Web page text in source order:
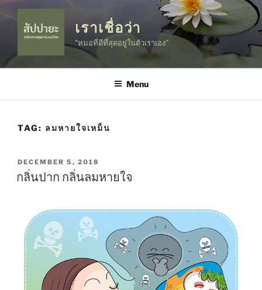
to
content
เราเชื่อว่า
"หมอที่ดีที่สุดอยู่ในตัวเราเอง"
Menu
TAG: ลมหายใจเหม็น
POSTED
ON
DECEMBER 5, 2018
กลิ่นปาก กลิ่นลมหายใจ